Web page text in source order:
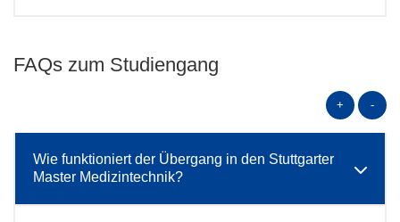
FAQs zum Studiengang
+ -
Wie funktioniert der Übergang in den Stuttgarter
Master Medizintechnik?